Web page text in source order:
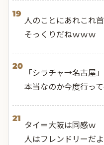
19
人のことにあれこれ
そっくりだねｗｗｗ
20
「シラチャ→名古屋
本当なのか今度行っ
21
タイ＝大阪は同感ｗ
人はフレンドリーだよ